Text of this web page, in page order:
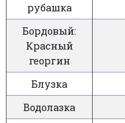
рубашка
Бордовый:
Красный
георгин
Блузка
Водолазка